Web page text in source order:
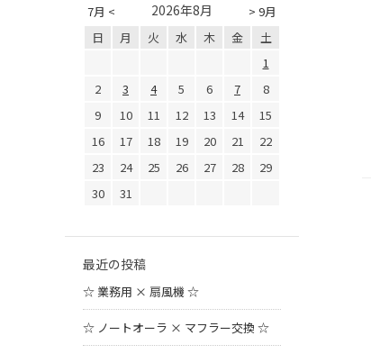
7月 < > 9月
2026年8月
日 月 火 水 木 金
土
1
2
3 4 5 6 7
8
9
10 11 12 13 14
15
16
17 18 19 20 21
22
23
24 25 26 27 28
29
30
31
最近の投稿
☆ 業務用 × 扇風機 ☆
☆ ノートオーラ × マフラー交換 ☆